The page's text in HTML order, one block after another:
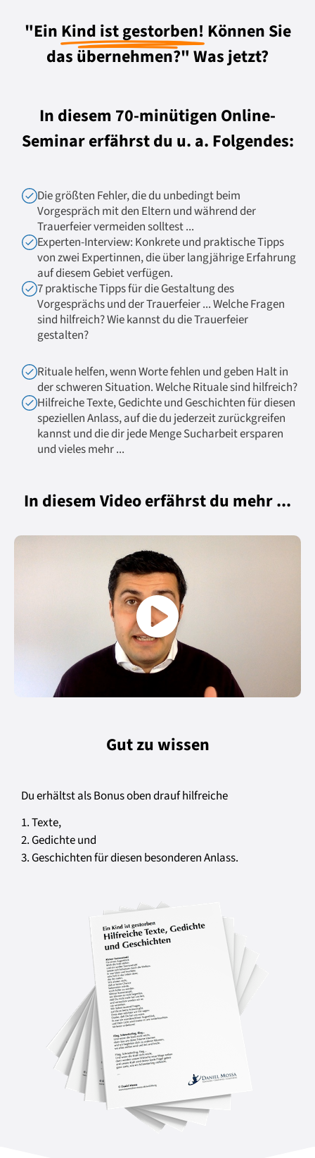
"Ein Kind ist gestorben! Können Sie
das übernehmen?" Was jetzt?
In diesem 70-minütigen Online-
Seminar erfährst du u. a. Folgendes:
Die größten Fehler, die du unbedingt beim
Vorgespräch mit den Eltern und während der
Trauerfeier vermeiden solltest ...
Experten-Interview: Konkrete und praktische Tipps
von zwei Expertinnen, die über langjährige Erfahrung
auf diesem Gebiet verfügen.
7 praktische Tipps für die Gestaltung des
Vorgesprächs und der Trauerfeier ... Welche Fragen
sind hilfreich? Wie kannst du die Trauerfeier
gestalten?
Rituale helfen, wenn Worte fehlen und geben Halt in
der schweren Situation. Welche Rituale sind hilfreich?
Hilfreiche Texte, Gedichte und Geschichten für diesen
speziellen Anlass, auf die du jederzeit zurückgreifen
kannst und die dir jede Menge Sucharbeit ersparen
und vieles mehr ...
In diesem Video erfährst du mehr ...
Gut zu wissen
Du erhältst als Bonus oben drauf hilfreiche
1. Texte,
2. Gedichte und
3. Geschichten für diesen besonderen Anlass.